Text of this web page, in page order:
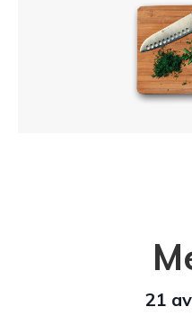
21